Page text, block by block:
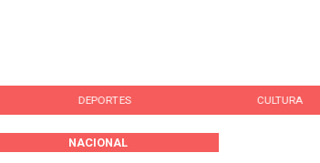
DEPORTES CULTURA
NACIONAL